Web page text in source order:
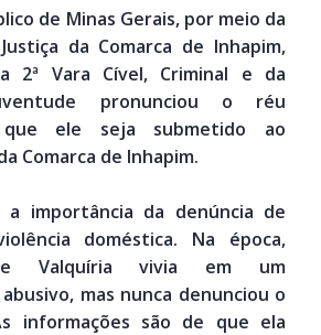
de Minas Gerais, por meio da
da Comarca de Inhapim,
2ª Vara Cível, Criminal e da
pronunciou o réu
que ele seja submetido ao
Comarca de Inhapim.
a importância da denúncia de
doméstica. Na época,
Valquíria vivia em um
mas nunca denunciou o
informações são de que ela